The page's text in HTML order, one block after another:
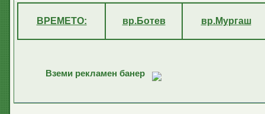
ВРЕМЕТО: вр.Ботев вр.Мургаш
Вземи рекламен банер